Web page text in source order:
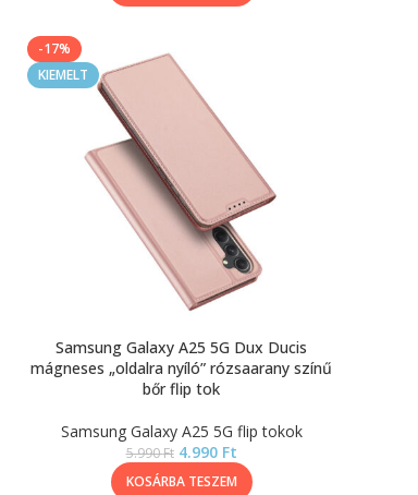
-17%
KIEMELT
Samsung Galaxy A25 5G Dux Ducis
mágneses „oldalra nyíló” rózsaarany színű
bőr flip tok
Samsung Galaxy A25 5G flip tokok
5.990Ft 4.990 Ft
KOSÁRBA TESZEM